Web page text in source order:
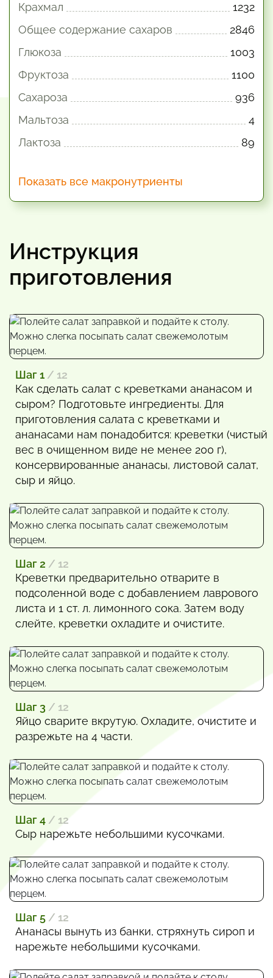
Крахмал
1232
Общее содержание сахаров
2846
Глюкоза
1003
Фруктоза
1100
Сахароза
936
Мальтоза
4
Лактоза
89
Показать все макронутриенты
Инструкция
приготовления
Шаг 1 / 12
Как сделать салат с креветками ананасом и
сыром? Подготовьте ингредиенты. Для
приготовления салата с креветками и
ананасами нам понадобится: креветки (чистый
вес в очищенном виде не менее 200 г),
консервированные ананасы, листовой салат,
сыр и яйцо.
Шаг 2 / 12
Креветки предварительно отварите в
подсоленной воде с добавлением лаврового
листа и 1 ст. л. лимонного сока. Затем воду
слейте, креветки охладите и очистите.
Шаг 3 / 12
Яйцо сварите вкрутую. Охладите, очистите и
разрежьте на 4 части.
Шаг 4 / 12
Сыр нарежьте небольшими кусочками.
Шаг 5 / 12
Ананасы вынуть из банки, стряхнуть сироп и
нарежьте небольшими кусочками.